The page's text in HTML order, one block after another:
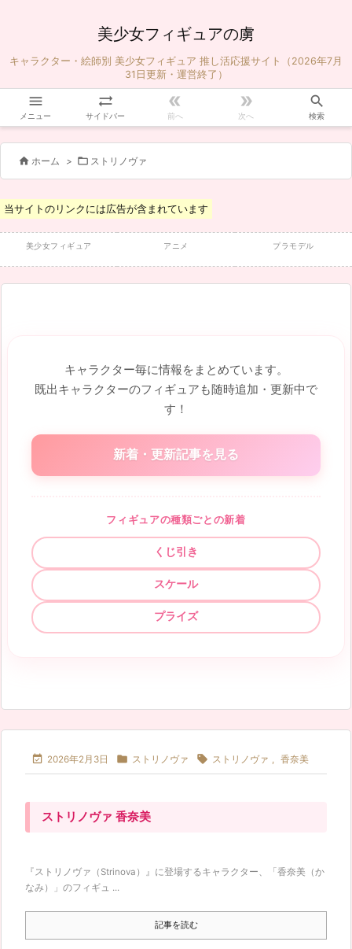
美少女フィギュアの虜
キャラクター・絵師別 美少女フィギュア 推し活応援サイト（2026年7月
31日更新・運営終了）

メニュー

サイドバー

前へ

次へ

検索
 ホーム >  ストリノヴァ
当サイトのリンクには広告が含まれています
美少女フィギュア アニメ プラモデル
キャラクター毎に情報をまとめています。
既出キャラクターのフィギュアも随時追加・更新中で
す！
新着・更新記事を見る
フィギュアの種類ごとの新着
くじ引き
スケール
プライズ
 2026年2月3日  ストリノヴァ  ストリノヴァ , 香奈美
ストリノヴァ 香奈美
『ストリノヴァ（Strinova）』に登場するキャラクター、「香奈美（か
なみ）」のフィギュ ...
記事を読む